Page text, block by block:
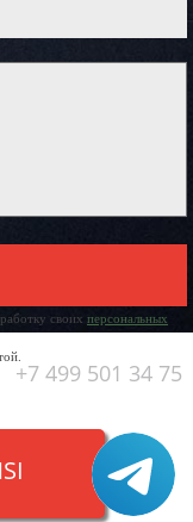
своих персональных
+7 499 501 34 75